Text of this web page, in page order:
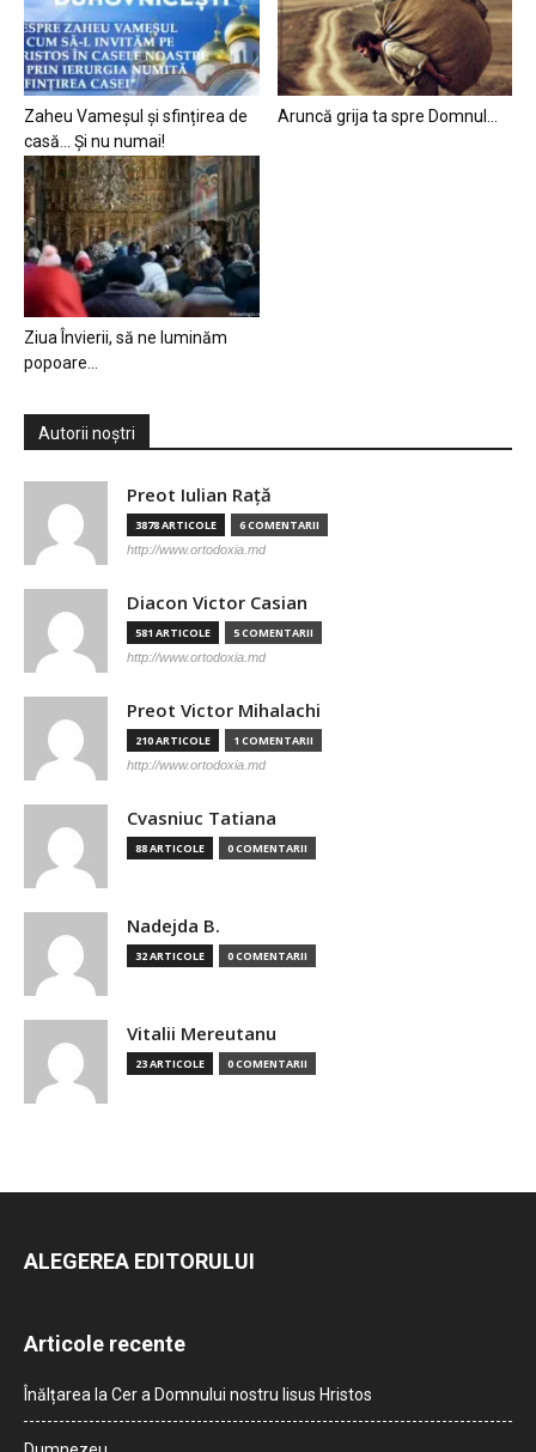
Zaheu Vameșul și sfințirea de
casă… Și nu numai!
Aruncă grija ta spre Domnul…
Ziua Învierii, să ne luminăm
popoare…
Autorii noștri
Preot Iulian Raţă
3878 ARTICOLE 6 COMENTARII
http://www.ortodoxia.md
Diacon Victor Casian
581 ARTICOLE 5 COMENTARII
http://www.ortodoxia.md
Preot Victor Mihalachi
210 ARTICOLE 1 COMENTARII
http://www.ortodoxia.md
Cvasniuc Tatiana
88 ARTICOLE 0 COMENTARII
Nadejda B.
32 ARTICOLE 0 COMENTARII
Vitalii Mereutanu
23 ARTICOLE 0 COMENTARII
ALEGEREA EDITORULUI
Articole recente
Înălțarea la Cer a Domnului nostru Iisus Hristos